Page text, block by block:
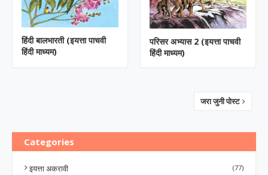
हिंदी बालभारती (इयत्ता पाचवी
हिंदी माध्यम)
परिसर अभ्यास 2 (इयत्ता पाचवी
हिंदी माध्यम)
जरा जुनी पोस्ट
Categories
इयत्ता अकरावी (77)